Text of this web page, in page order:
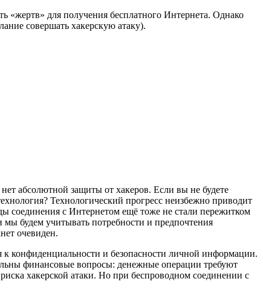
«жертв» для получения бесплатного Интернета. Однако
совершать хакерскую атаку).
абсолютной защиты от хакеров. Если вы не будете
Технологический прогресс неизбежно приводит
соединения с Интернетом ещё тоже не стали пережитком
будем учитывать потребности и предпочтения
очевиден.
к конфиденциальности и безопасности личной информации.
финансовые вопросы: денежные операции требуют
хакерской атаки. Но при беспроводном соединении с